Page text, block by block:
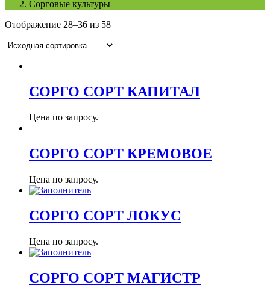
Сорговые культуры
Отображение 28–36 из 58
СОРГО СОРТ КАПИТАЛ
Цена по запросу.
СОРГО СОРТ КРЕМОВОЕ
Цена по запросу.
СОРГО СОРТ ЛОКУС
Цена по запросу.
СОРГО СОРТ МАГИСТР